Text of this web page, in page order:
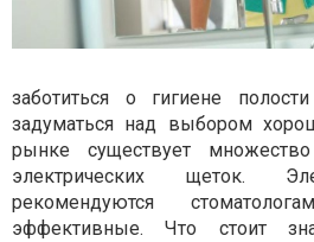
заботиться о гигиене
задуматься над выбором
рынке существует
электрических щеток.
рекомендуются
эффективные. Что стоит